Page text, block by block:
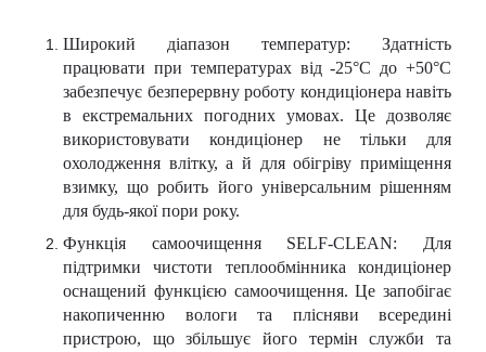
Широкий діапазон температур: Здатність
працювати при температурах від -25°C до +50°C
забезпечує безперервну роботу кондиціонера навіть
в екстремальних погодних умовах. Це дозволяє
використовувати кондиціонер не тільки для
охолодження влітку, а й для обігріву приміщення
взимку, що робить його універсальним рішенням
для будь-якої пори року.
Функція самоочищення SELF-CLEAN: Для
підтримки чистоти теплообмінника кондиціонер
оснащений функцією самоочищення. Це запобігає
накопиченню вологи та плісняви всередині
пристрою, що збільшує його термін служби та